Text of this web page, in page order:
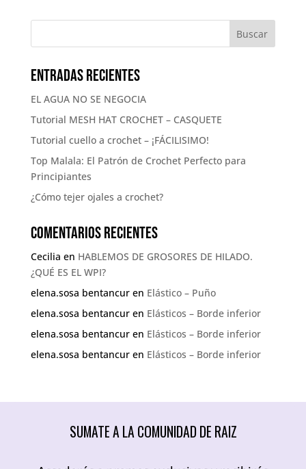
Entradas recientes
EL AGUA NO SE NEGOCIA
Tutorial MESH HAT CROCHET – CASQUETE
Tutorial cuello a crochet – ¡FÁCILISIMO!
Top Malala: El Patrón de Crochet Perfecto para
Principiantes
¿Cómo tejer ojales a crochet?
Comentarios recientes
Cecilia en HABLEMOS DE GROSORES DE HILADO.
¿QUÉ ES EL WPI?
elena.sosa bentancuren Elástico – Puño
elena.sosa bentancuren Elásticos – Borde inferior
elena.sosa bentancuren Elásticos – Borde inferior
elena.sosa bentancuren Elásticos – Borde inferior
SUMATE A LA COMUNIDAD DE RAIZ